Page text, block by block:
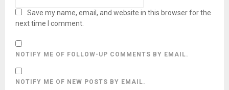
Save my name, email, and website in this browser for the
next time I comment.
NOTIFY ME OF FOLLOW-UP COMMENTS BY EMAIL.
NOTIFY ME OF NEW POSTS BY EMAIL.